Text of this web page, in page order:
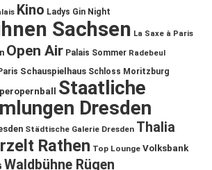
Kino Ladys Gin Night
Sachsen La Saxe à Paris
Open Air Palais Sommer Radebeul
Schauspielhaus Schloss Moritzburg
Staatliche
Dresden
Städtische Galerie Dresden Thalia
Rathen Top Lounge Volksbank
Waldbühne Rügen